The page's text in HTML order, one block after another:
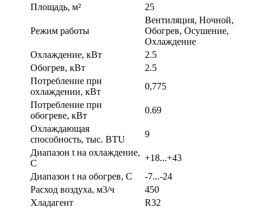
Площадь, м² 25
Режим работы
Вентиляция, Ночной,
Обогрев, Осушение,
Охлаждение
Охлаждение, кВт
2.5
Обогрев, кВт
2.5
Потребление при
охлаждении, кВт
0,775
Потребление при
обогреве, кВт
0.69
Охлаждающая
способность, тыс. BTU
9
Диапазон t на охлаждение,
С
+18...+43
Диапазон t на обогрев, С
-7...-24
Расход воздуха, м3/ч
450
Хладагент
R32